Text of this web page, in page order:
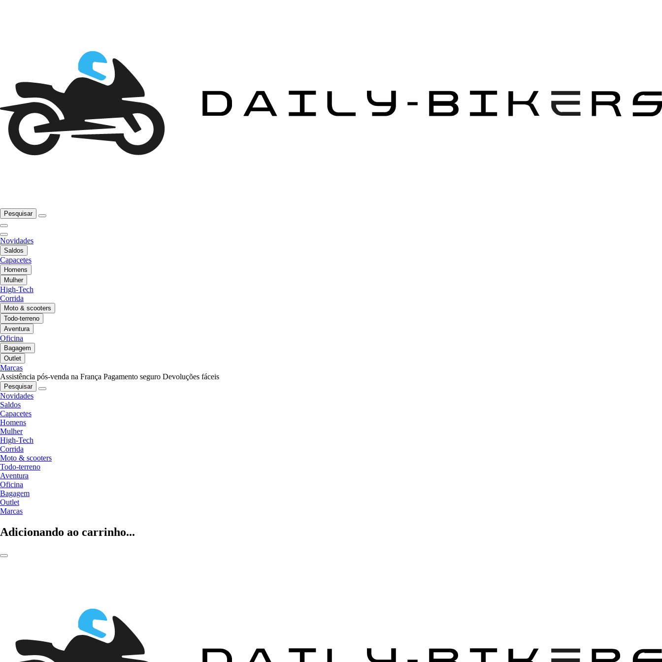
Pesquisar
Novidades
Saldos
Capacetes
Homens
Mulher
High-Tech
Corrida
Moto & scooters
Todo-terreno
Aventura
Oficina
Bagagem
Outlet
Marcas
Assistência pós-venda na França Pagamento seguro Devoluções fáceis
Pesquisar
Novidades
Saldos
Capacetes
Homens
Mulher
High-Tech
Corrida
Moto & scooters
Todo-terreno
Aventura
Oficina
Bagagem
Outlet
Marcas
Adicionando ao carrinho...